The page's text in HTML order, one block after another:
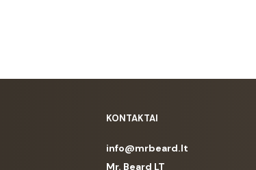
KONTAKTAI
info@mrbeard.lt
Mr. Beard LT